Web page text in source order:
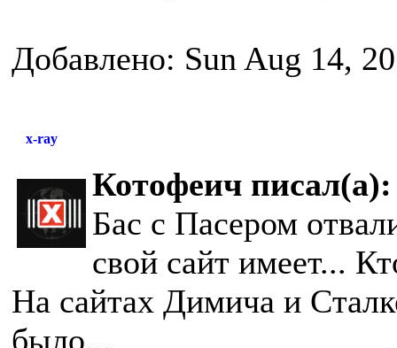
Добавлено: Sun Aug 14,
x-ray
Котофеич писал(а):
Бас с Пасером
свой сайт имеет...
На сайтах Димича и
было...